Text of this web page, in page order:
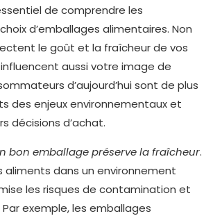
de comprendre les
d’emballages alimentaires. Non
le goût et la fraîcheur de vos
aussi votre image de
d’aujourd’hui sont de plus
des enjeux environnementaux et
décisions d’achat.
bon emballage préserve la fraîcheur.
aliments dans un environnement
les risques de contamination et
exemple, les emballages